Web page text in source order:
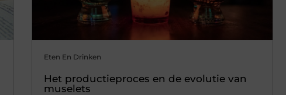
Eten En Drinken
Het productieproces en de evolutie van
muselets